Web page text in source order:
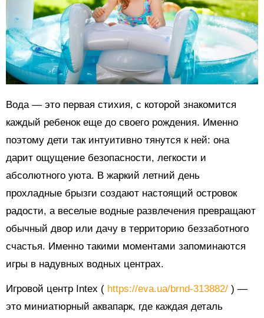
Вода — это первая стихия, с которой знакомится
каждый ребенок еще до своего рождения. Именно
поэтому дети так интуитивно тянутся к ней: она
дарит ощущение безопасности, легкости и
абсолютного уюта. В жаркий летний день
прохладные брызги создают настоящий островок
радости, а веселые водные развлечения превращают
обычный двор или дачу в территорию беззаботного
счастья. Именно такими моментами запоминаются
игры в надувных водных центрах.
Игровой центр Intex ( https://eva.ua/brnd-313882/ ) —
это миниатюрный аквапарк, где каждая деталь